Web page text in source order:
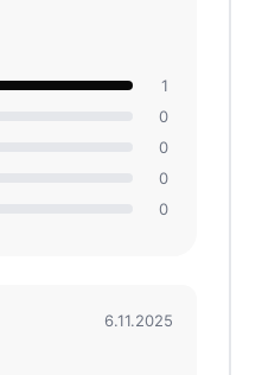
1
0
0
0
0
6.11.2025